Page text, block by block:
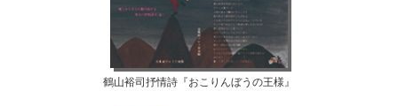
鶴山裕司抒情詩『おこりんぼうの王様』